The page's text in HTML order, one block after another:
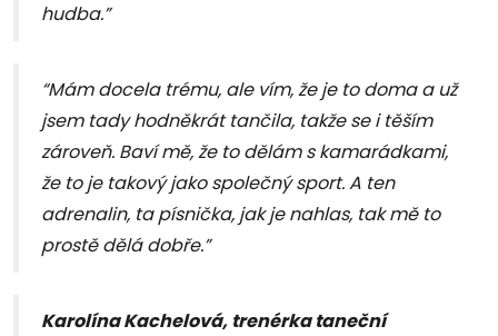
hudba.”
“Mám docela trému, ale vím, že je to doma a už
jsem tady hodněkrát tančila, takže se i těším
zároveň. Baví mě, že to dělám s kamarádkami,
že to je takový jako společný sport. A ten
adrenalin, ta písnička, jak je nahlas, tak mě to
prostě dělá dobře.”
Karolína Kachelová, trenérka taneční